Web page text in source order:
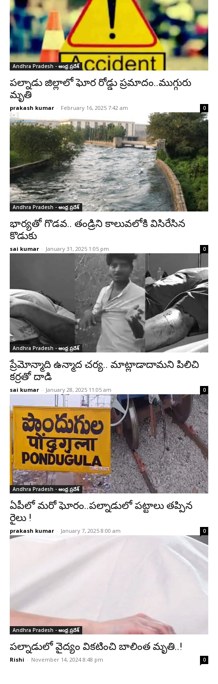
Andhra Pradesh - ఆంధ్ర ప్రదేశ్‌
పల్నాడు జిల్లాలో ఘోర రోడ్డు ప్రమాదం..ముగ్గురు
మృతి
prakash kumar - February 16, 2025 7:42 am 0
Andhra Pradesh - ఆంధ్ర ప్రదేశ్‌
భార్యతో గొడవ.. తండ్రిని కాలువలోకి విసిరేసిన
కొడుకు
sai kumar - January 31, 2025 1:05 pm 0
Andhra Pradesh - ఆంధ్ర ప్రదేశ్‌
ప్రేమోన్మాది ఉన్మాద చర్య.. మాట్లాడాదామని పిలిచి
కర్రతో దాడి
sai kumar - January 28, 2025 11:05 am 0
Andhra Pradesh - ఆంధ్ర ప్రదేశ్‌
ఏపీలో మరో ఘోరం..పల్నాడులో పట్టాలు తప్పిన
రైలు !
prakash kumar - January 7, 2025 8:00 am 0
Andhra Pradesh - ఆంధ్ర ప్రదేశ్‌
పల్నాడులో వైద్యం వికటించి బాలింత మృతి..!
Rishi - November 14, 2024 8:48 pm 0